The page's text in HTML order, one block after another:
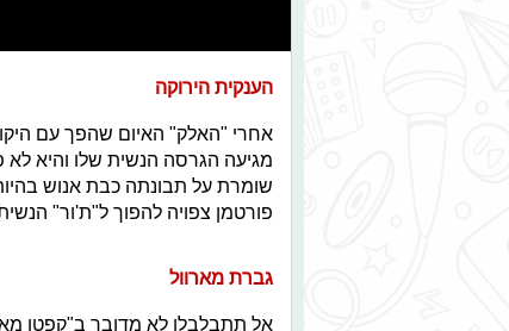
הענקית הירוקה
אחרי "האלק" האיום שהפך עם
מגיעה הגרסה הנשית שלו והיא
שומרת על תבונתה כבת אנוש
פורטמן צפויה להפוך ל"ת'ור"
גברת מארוול
אל תתבלבלו לא מדובר ב"קפטן